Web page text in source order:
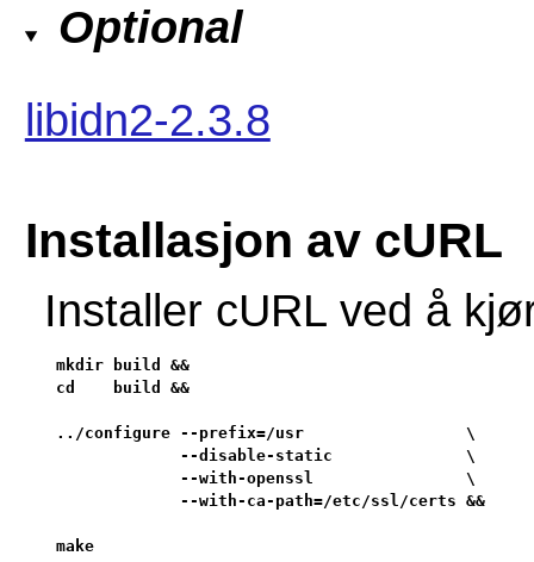
Optional
libidn2-2.3.8
Installasjon av cURL
Installer cURL ved å
mkdir build &&
cd    build &&
../configure --prefix=/usr                 \
             --disable-static              \
             --with-openssl                \
             --with-ca-path=/etc/ssl/certs &&
make